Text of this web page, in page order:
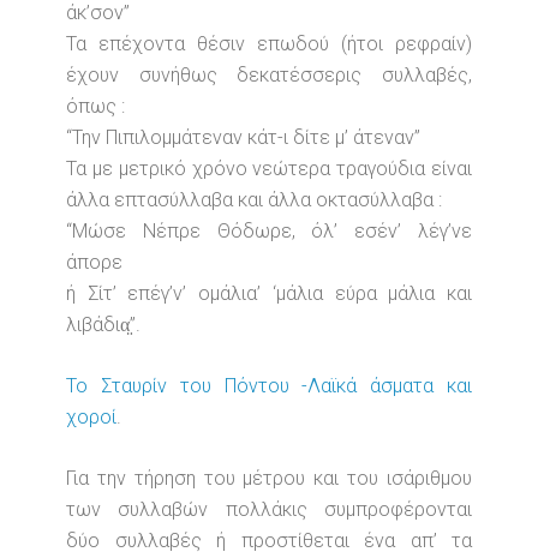
άκ’σον”
Τα επέχοντα θέσιν επωδού (ήτοι ρεφραίν)
έχουν συνήθως δεκατέσσερις συλλαβές,
όπως :
“Την Πιπιλομμάτεναν κάτ-ι δίτε μ’ άτεναν”
Τα με μετρικό χρόνο νεώτερα τραγούδια είναι
άλλα επτασύλλαβα και άλλα οκτασύλλαβα :
“Μώσε Νέπρε Θόδωρε, όλ’ εσέν’ λέγ’νε
άπορε
ή Σίτ’ επέγ’ν’ ομάλια’ ‘μάλια εύρα μάλια και
λιβάδια̤”.
Το Σταυρίν του Πόντου -Λαϊκά άσματα και
χοροί.
Για την τήρηση του μέτρου και του ισάριθμου
των συλλαβών πολλάκις συμπροφέρονται
δύο συλλαβές ή προστίθεται ένα απ’ τα